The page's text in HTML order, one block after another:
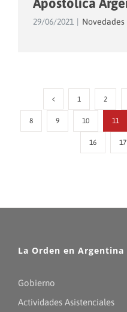
29/06/2021 Novedades
1 2
8 9 10 11
16 17
La Orden en Argentina
Gobierno
Actividades Asistenciales